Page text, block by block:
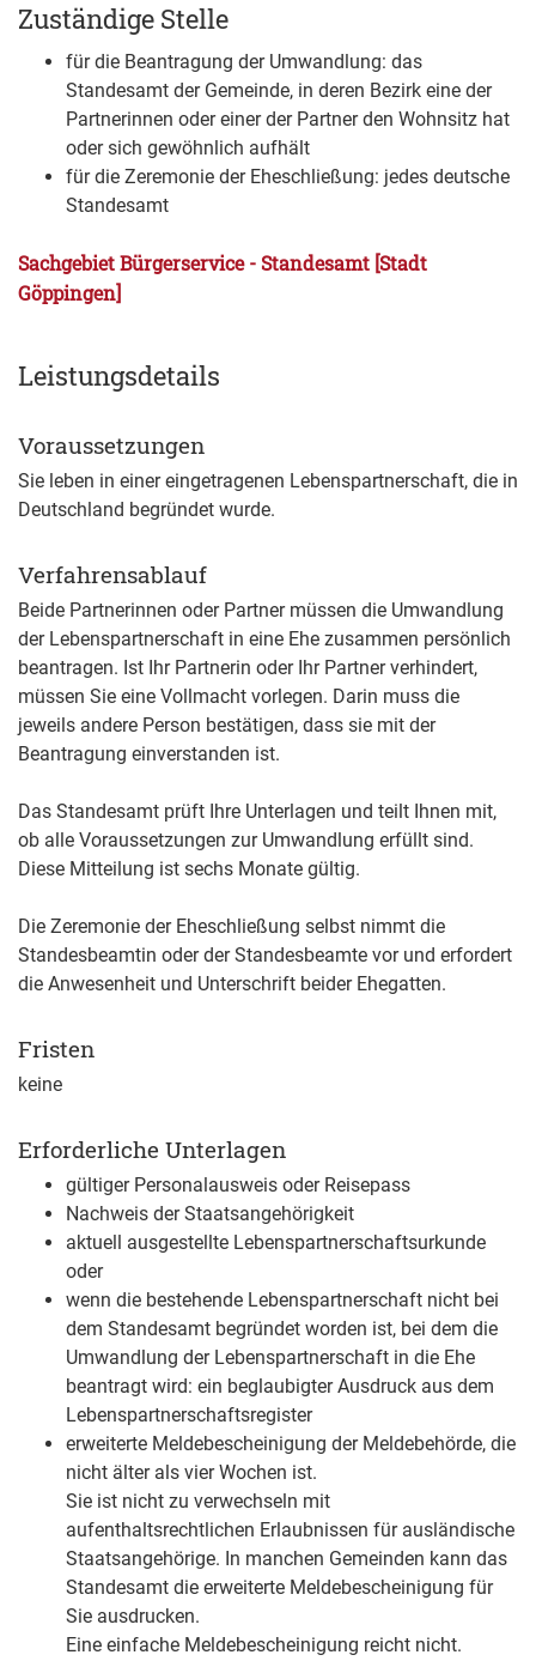
Zuständige Stelle
für die Beantragung der Umwandlung: das
Standesamt der Gemeinde, in deren Bezirk eine der
Partnerinnen oder einer der Partner den Wohnsitz hat
oder sich gewöhnlich aufhält
für die Zeremonie der Eheschließung: jedes deutsche
Standesamt
Sachgebiet Bürgerservice - Standesamt [Stadt
Göppingen]
Leistungsdetails
Voraussetzungen
Sie leben in einer eingetragenen Lebenspartnerschaft, die in
Deutschland begründet wurde.
Verfahrensablauf
Beide Partnerinnen oder Partner müssen die Umwandlung
der Lebenspartnerschaft in eine Ehe zusammen persönlich
beantragen. Ist Ihr Partnerin oder Ihr Partner verhindert,
müssen Sie eine Vollmacht vorlegen. Darin muss die
jeweils andere Person bestätigen, dass sie mit der
Beantragung einverstanden ist.
Das Standesamt prüft Ihre Unterlagen und teilt Ihnen mit,
ob alle Voraussetzungen zur Umwandlung erfüllt sind.
Diese Mitteilung ist sechs Monate gültig.
Die Zeremonie der Eheschließung selbst nimmt die
Standesbeamtin oder der Standesbeamte vor und erfordert
die Anwesenheit und Unterschrift beider Ehegatten.
Fristen
keine
Erforderliche Unterlagen
gültiger Personalausweis oder Reisepass
Nachweis der Staatsangehörigkeit
aktuell ausgestellte Lebenspartnerschaftsurkunde
oder
wenn die bestehende Lebenspartnerschaft nicht bei
dem Standesamt begründet worden ist, bei dem die
Umwandlung der Lebenspartnerschaft in die Ehe
beantragt wird: ein beglaubigter Ausdruck aus dem
Lebenspartnerschaftsregister
erweiterte Meldebescheinigung der Meldebehörde, die
nicht älter als vier Wochen ist.
Sie ist nicht zu verwechseln mit
aufenthaltsrechtlichen Erlaubnissen für ausländische
Staatsangehörige. In manchen Gemeinden kann das
Standesamt die erweiterte Meldebescheinigung für
Sie ausdrucken.
Eine einfache Meldebescheinigung reicht nicht.